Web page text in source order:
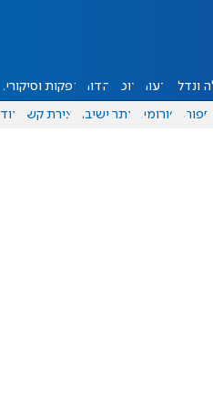
ונדל"ן דעות אוכל יהדות הפקות וסיקורים
ספורט פורומים אתר ישיבה יצירת קשר עוד